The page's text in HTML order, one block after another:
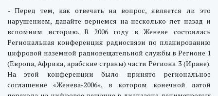
- Перед тем, как отвечать на вопрос, является ли это
нарушением, давайте вернемся на несколько лет назад и
вспомним историю. В 2006 году в Женеве состоялась
Региональная конференция радиосвязи по планированию
цифровой наземной радиовещательной службы в Регионе 1
(Европа, Африка, арабские страны) части Региона 3 (Иране).
На этой конференции было принято региональное
соглашение «Женева-2006», в котором конечной датой